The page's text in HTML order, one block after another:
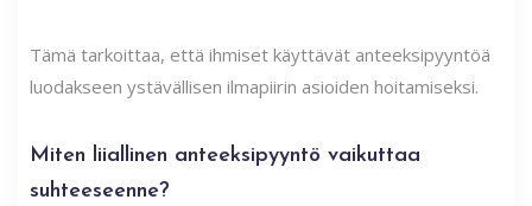
Tämä tarkoittaa, että ihmiset käyttävät anteeksipyyntöä
luodakseen ystävällisen ilmapiirin asioiden hoitamiseksi.
Miten liiallinen anteeksipyyntö vaikuttaa
suhteeseenne?